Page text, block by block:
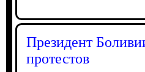
Президент
протестов